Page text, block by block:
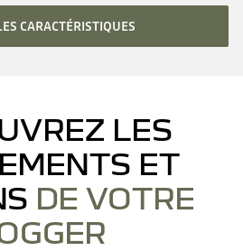
CARACTÉRISTIQUES
LES
ET
DE VOTRE